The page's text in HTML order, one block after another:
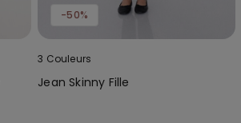
-50%
3 Couleurs
Jean Skinny Fille